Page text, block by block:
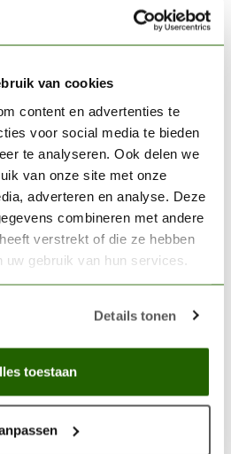
van cookies
content en advertenties te
voor social media te bieden
te analyseren. Ook delen we
van onze site met onze
adverteren en analyse. Deze
combineren met andere
verstrekt of die ze hebben
gebruik van hun services.
Details tonen
toestaan
White Intense
Foundry Red
Colors -
Silver Metallic
€2,75